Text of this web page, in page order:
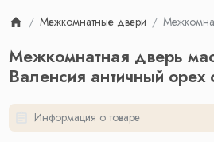
Межкомнатные двери
Межкомнатная дверь
Валенсия античный орех
Информация о товаре